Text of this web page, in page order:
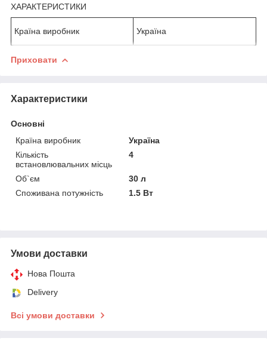
ХАРАКТЕРИСТИКИ
Країна виробник Україна
Приховати
Характеристики
Основні
Країна виробник
Україна
Кількість
встановлювальних місць
4
Об`єм
30 л
Споживана потужність
1.5 Вт
Умови доставки
Нова Пошта
Delivery
Всі умови доставки